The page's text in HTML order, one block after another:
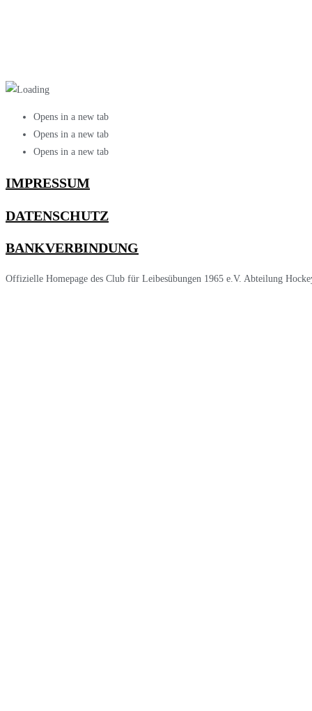
Opens in a new tab
Opens in a new tab
Opens in a new tab
IMPRESSUM
DATENSCHUTZ
BANKVERBINDUNG
Offizielle Homepage des Club für Leibesübungen 1965 e.V. Abteilung